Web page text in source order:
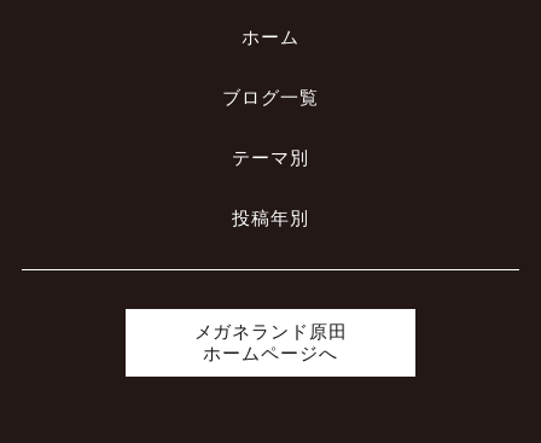
ホーム
ブログ一覧
テーマ別
投稿年別
メガネランド原田
ホームページへ